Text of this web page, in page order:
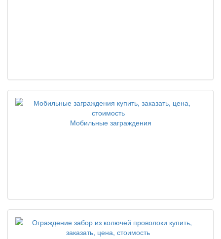
Мобильные заграждения